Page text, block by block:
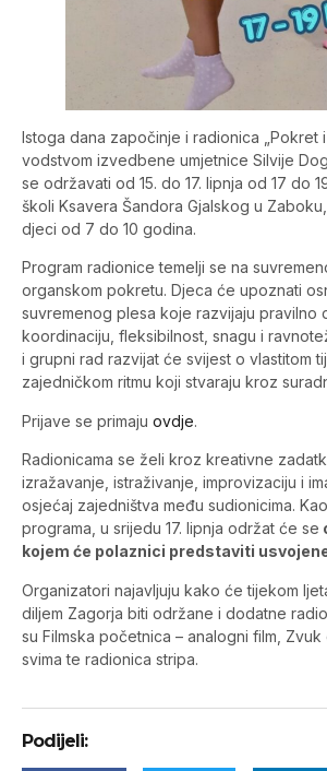
Istoga dana započinje i radionica „Pokret
vodstvom izvedbene umjetnice Silvije
se održavati od 15. do 17. lipnja od 17 do
školi Ksavera Šandora Gjalskog u
djeci od 7 do 10 godina.
Program radionice temelji se na
organskom pokretu. Djeca će upoznati
suvremenog plesa koje razvijaju pravilno
koordinaciju, fleksibilnost, snagu i
i grupni rad razvijat će svijest o vlastitom
zajedničkom ritmu koji stvaraju kroz
Prijave se primaju ovdje.
Radionicama se želi kroz kreativne
izražavanje, istraživanje, improvizaciju i
osjećaj zajedništva među sudionicima.
programa, u srijedu 17. lipnja održat će se
kojem će polaznici predstaviti
Organizatori najavljuju kako će tijekom
diljem Zagorja biti održane i dodatne
su Filmska početnica – analogni film,
svima te radionica stripa.
Podijeli: